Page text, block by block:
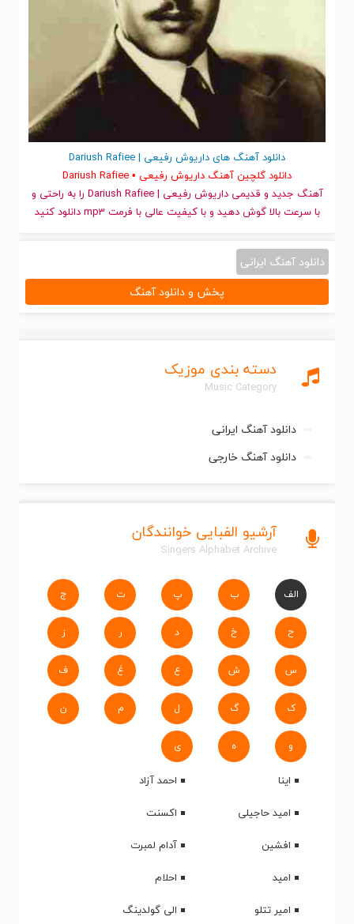
دسته بندی موزیک
Music Category
دانلود آهنگ ایرانی
دانلود آهنگ خارجی
آرشیو الفبایی خوانندگان
Singers Alphabet Archive
الف ب پ ت ج
ح خ د ر ز
س ش ع غ ف
ک گ ل م ن
و ه ی
اینا
احمد آزاد
امید حاجیلی
اکسنت
افشین
آدام لمبرت
امید
احلام
امیر تتلو
الی گولدینگ
دانلود آهنگ های داریوش رفیعی | Dariush Rafiee
دانلود گلچین آهنگ داریوش رفیعی • Dariush Rafiee
آهنگ جدید
و قدیمی داریوش رفیعی | Dariush Rafiee را به راحتی و
با سرعت بالا گوش دهید و با کیفیت عالی با فرمت mp3 دانلود کنید
دانلود آهنگ ایرانی
پخش و دانلود آهنگ